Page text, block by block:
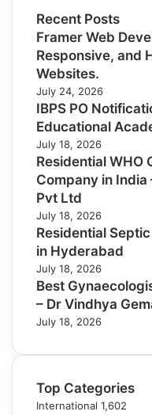
Recent Posts
Framer Web
Responsive, and
Websites.
July 24, 2026
IBPS PO
Educational
July 18, 2026
Residential WHO
Company in India
Pvt Ltd
July 18, 2026
Residential
in Hyderabad
July 18, 2026
Best
– Dr Vindhya
July 18, 2026
Top Categories
International 1,602